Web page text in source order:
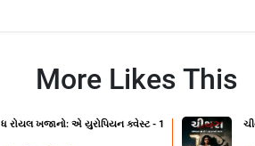
More Likes This
ધ રોયલ ખજાનો: એ યુરોપિયન ક્વેસ્ટ - 1